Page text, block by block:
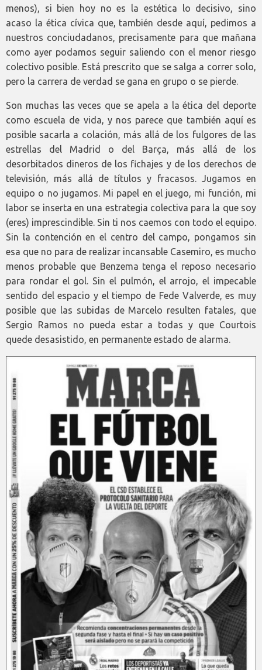
menos), si bien hoy no es la estética lo decisivo, sino
acaso la ética cívica que, también desde aquí, pedimos a
nuestros conciudadanos, precisamente para que mañana
como ayer podamos seguir saliendo con el menor riesgo
colectivo posible. Está prescrito que se salga a correr solo,
pero la carrera de verdad se gana en grupo o se pierde.
Son muchas las veces que se apela a la ética del deporte
como escuela de vida, y nos parece que también aquí es
posible sacarla a colación, más allá de los fulgores de las
estrellas del Madrid o del Barça, más allá de los
desorbitados dineros de los fichajes y de los derechos de
televisión, más allá de títulos y fracasos. Jugamos en
equipo o no jugamos. Mi papel en el juego, mi función, mi
labor se inserta en una estrategia colectiva para la que soy
(eres) imprescindible. Sin ti nos caemos con todo el equipo.
Sin la contención en el centro del campo, pongamos sin
esa que no para de realizar incansable Casemiro, es mucho
menos probable que Benzema tenga el reposo necesario
para rondar el gol. Sin el pulmón, el arrojo, el impecable
sentido del espacio y el tiempo de Fede Valverde, es muy
posible que las subidas de Marcelo resulten fatales, que
Sergio Ramos no pueda estar a todas y que Courtois
quede desasistido, en permanente estado de alarma.